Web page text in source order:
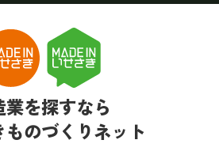
業を探すなら
ものづくりネット